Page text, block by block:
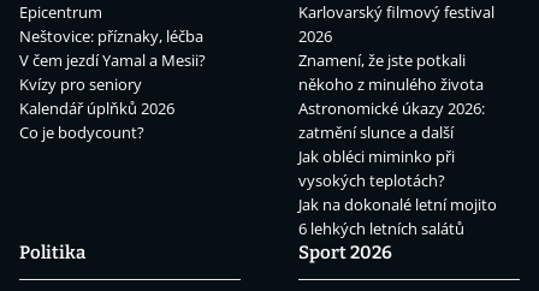
Epicentrum
Neštovice: příznaky, léčba
V čem jezdí Yamal a Mesii?
Kvízy pro seniory
Kalendář úplňků 2026
Co je bodycount?
Karlovarský filmový festival
2026
Znamení, že jste potkali
někoho z minulého života
Astronomické úkazy 2026:
zatmění slunce a další
Jak obléci miminko při
vysokých teplotách?
Jak na dokonalé letní mojito
6 lehkých letních salátů
Politika
Sport 2026